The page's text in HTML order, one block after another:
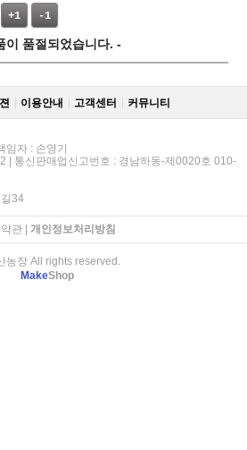
+1 -1
이 품절되었습니다. -
이용안내 고객센터 커뮤니티
임자 : 손영기
| 통신판매업신고번호 : 경남하동-제0020호 010-
34
관| 개인정보처리방침
장 All rights reserved.
MakeShop